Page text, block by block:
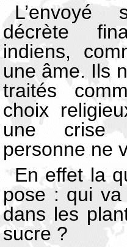
décrète
indiens,
une âme. Ils
traités
choix
une crise
personne ne
En effet la
pose : qui va
dans les
sucre ?